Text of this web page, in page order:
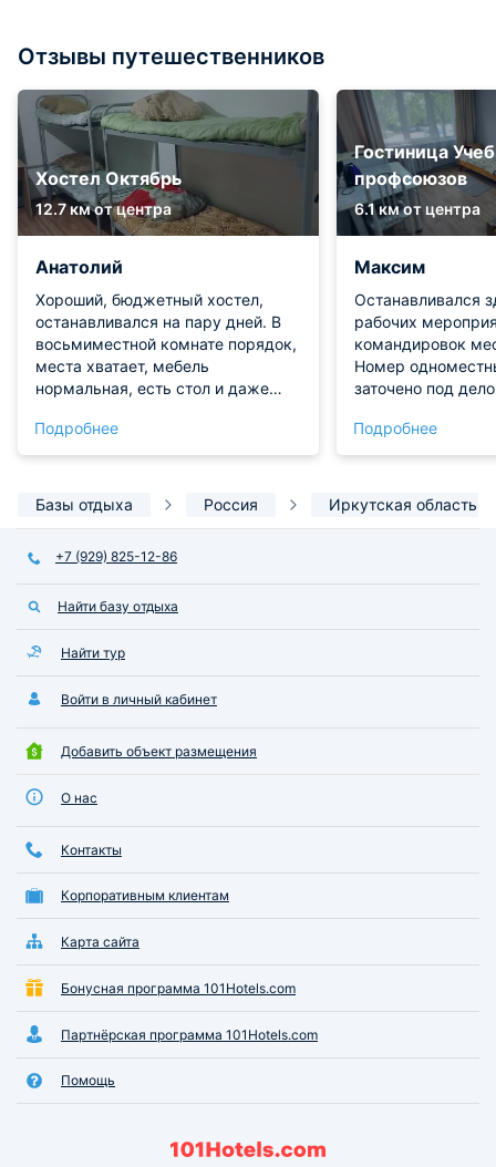
Отзывы путешественников
Хостел Октябрь
12.7 км от центра
Анатолий
Хороший, бюджетный хостел,
останавливался на пару дней. В
восьмиместной комнате порядок,
места хватает, мебель
нормальная, есть стол и даже
прямо у подушки, не надо никуда
тянуть провода. Санузлы
сантехника рабочая, стиралка на
и кафешек, где можно недорого
поесть. За свои деньги —
отличный вариант)
Подробнее
Гостиница
профсоюзов
6.1 км от центра
Максим
Останавливался
рабочих
командировок
Номер
заточено под
пространство,
кровати,
территории свои
отлично, выбор
Подробнее
Базы отдыха Россия Иркутская область
+7 (929) 825-12-86
Найти базу отдыха
Найти тур
Войти в личный кабинет
Добавить объект размещения
О нас
Контакты
Корпоративным клиентам
Карта сайта
Бонусная программа 101Hotels.com
Партнёрская программа 101Hotels.com
Помощь